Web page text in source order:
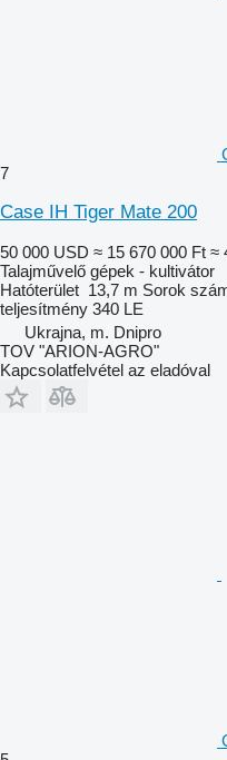
7
Case IH Tiger Mate 200
50 000 USD ≈ 15 670 000 Ft ≈
Talajművelő gépek - kultivátor
Hatóterület 13,7 m Sorok
teljesítmény 340 LE
Ukrajna, m. Dnipro
TOV "ARION-AGRO"
Kapcsolatfelvétel az eladóval